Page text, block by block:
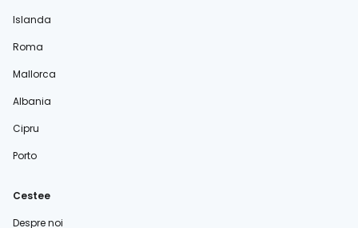
Islanda
Roma
Mallorca
Albania
Cipru
Porto
Cestee
Despre noi